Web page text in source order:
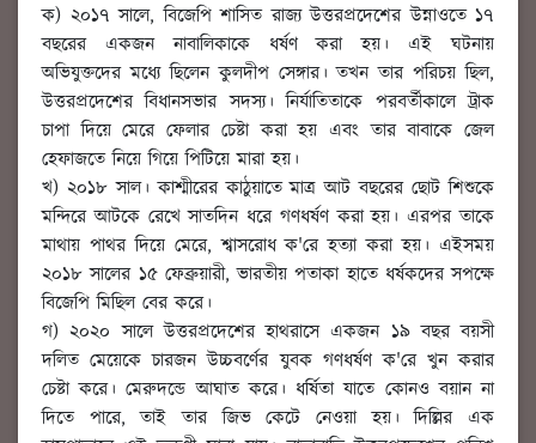
ক) ২০১৭ সালে, বিজেপি শাসিত রাজ্য উত্তরপ্রদেশের উন্নাওতে ১৭
বছরের একজন নাবালিকাকে ধর্ষণ করা হয়। এই ঘটনায়
অভিযুক্তদের মধ্যে ছিলেন কুলদীপ সেঙ্গার। তখন তার পরিচয় ছিল,
উত্তরপ্রদেশের বিধানসভার সদস্য। নির্যাতিতাকে পরবর্তীকালে ট্রাক
চাপা দিয়ে মেরে ফেলার চেষ্টা করা হয় এবং তার বাবাকে জেল
হেফাজতে নিয়ে গিয়ে পিটিয়ে মারা হয়।
খ) ২০১৮ সাল। কাশ্মীরের কাঠুয়াতে মাত্র আট বছরের ছোট শিশুকে
মন্দিরে আটকে রেখে সাতদিন ধরে গণধর্ষণ করা হয়। এরপর তাকে
মাথায় পাথর দিয়ে মেরে, শ্বাসরোধ ক'রে হত্যা করা হয়। এইসময়
২০১৮ সালের ১৫ ফেব্রুয়ারী, ভারতীয় পতাকা হাতে ধর্ষকদের সপক্ষে
বিজেপি মিছিল বের করে।
গ) ২০২০ সালে উত্তরপ্রদেশের হাথরাসে একজন ১৯ বছর বয়সী
দলিত মেয়েকে চারজন উচ্চবর্ণের যুবক গণধর্ষণ ক'রে খুন করার
চেষ্টা করে। মেরুদন্ডে আঘাত করে। ধর্ষিতা যাতে কোনও বয়ান না
দিতে পারে, তাই তার জিভ কেটে নেওয়া হয়। দিল্লির এক